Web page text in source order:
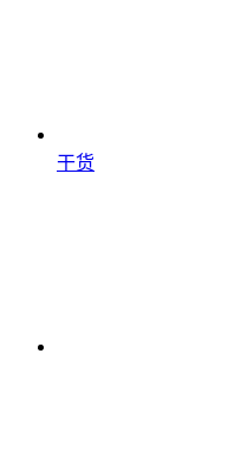
干货